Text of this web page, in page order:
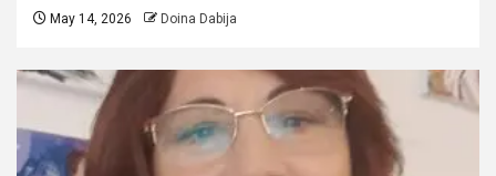
May 14, 2026 Doina Dabija